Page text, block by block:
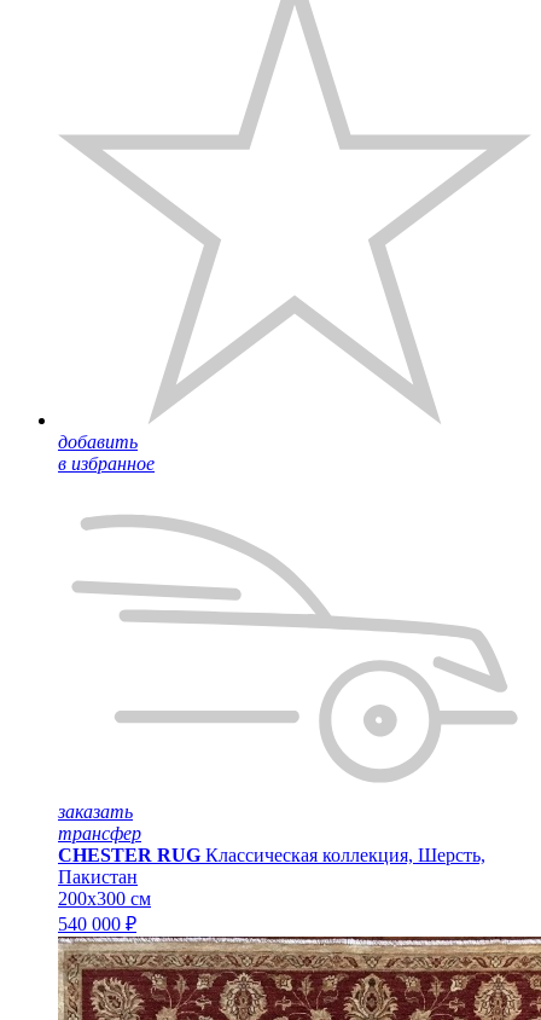
добавить
в избранное
заказать
трансфер
CHESTER RUG Классическая коллекция, Шерсть,
Пакистан
200x300 см
540 000 ₽